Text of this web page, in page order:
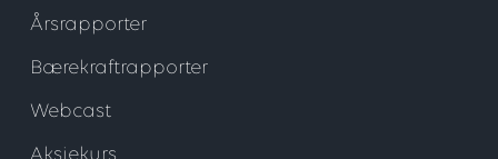
Årsrapporter
Bærekraftrapporter
Webcast